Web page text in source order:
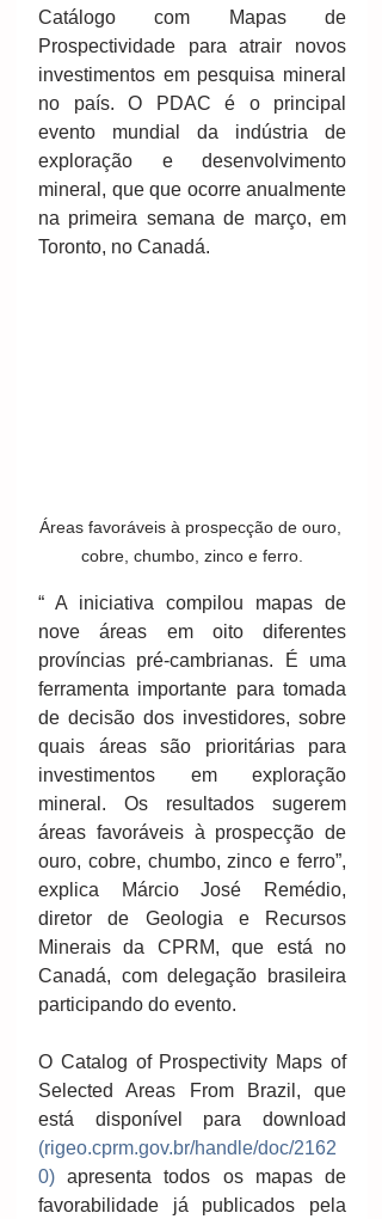
Catálogo com Mapas de
Prospectividade para atrair novos
investimentos em pesquisa mineral
no país. O PDAC é o principal
evento mundial da indústria de
exploração e desenvolvimento
mineral, que que ocorre anualmente
na primeira semana de março, em
Toronto, no Canadá.
Áreas favoráveis à prospecção de ouro,
cobre, chumbo, zinco e ferro.
“ A iniciativa compilou mapas de
nove áreas em oito diferentes
províncias pré-cambrianas. É uma
ferramenta importante para tomada
de decisão dos investidores, sobre
quais áreas são prioritárias para
investimentos em exploração
mineral. Os resultados sugerem
áreas favoráveis à prospecção de
ouro, cobre, chumbo, zinco e ferro”,
explica Márcio José Remédio,
diretor de Geologia e Recursos
Minerais da CPRM, que está no
Canadá, com delegação brasileira
participando do evento.
O Catalog of Prospectivity Maps of
Selected Areas From Brazil, que
(rigeo.cprm.gov.br/handle/doc/2162
0) apresenta todos os mapas de
favorabilidade já publicados pela